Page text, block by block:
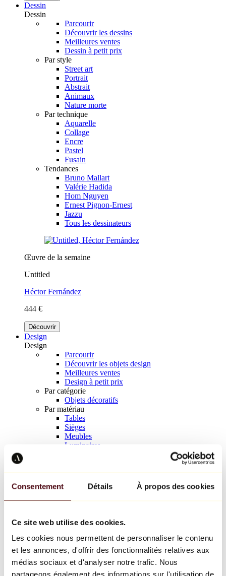
Consentement Détails À propos des cookies
Ce site web utilise des cookies.
Les cookies nous permettent de personnaliser le contenu
et les annonces, d'offrir des fonctionnalités relatives aux
médias sociaux et d'analyser notre trafic. Nous
partageons également des informations sur l'utilisation de
Dessin
Dessin
Parcourir
Découvrir les dessins
Meilleures ventes
Dessin à petit prix
Par style
Street art
Portrait
Abstrait
Animaux
Nature morte
Par technique
Aquarelle
Collage
Encre
Pastel
Fusain
Tendances
Bruno Mallart
Valérie Hadida
Hom Nguyen
Ernest Pignon-Ernest
Jazzu
Tous les dessinateurs
Œuvre de la semaine
Untitled
Héctor Fernández
444 €
Découvrir
Design
Design
Parcourir
Découvrir les objets design
Meilleures ventes
Design à petit prix
Par catégorie
Objets décoratifs
Par matériau
Tables
Sièges
Meubles
Luminaires
Richard Orlinski
Keith Haring
Jeff Koons
Jean-Michel Basquiat
Tous les designers
Œuvre de la semaine